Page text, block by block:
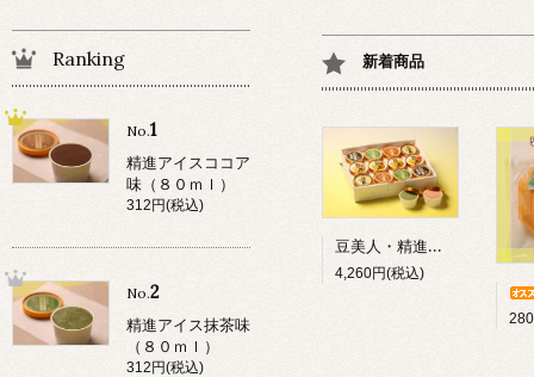
新着商品
豆美人・精進アイスセット
4,260円(税込)
Ranking
No.1
精進アイスココア
味（８０ｍｌ）
312円(税込)
No.2
精進アイス抹茶味
（８０ｍｌ）
312円(税込)